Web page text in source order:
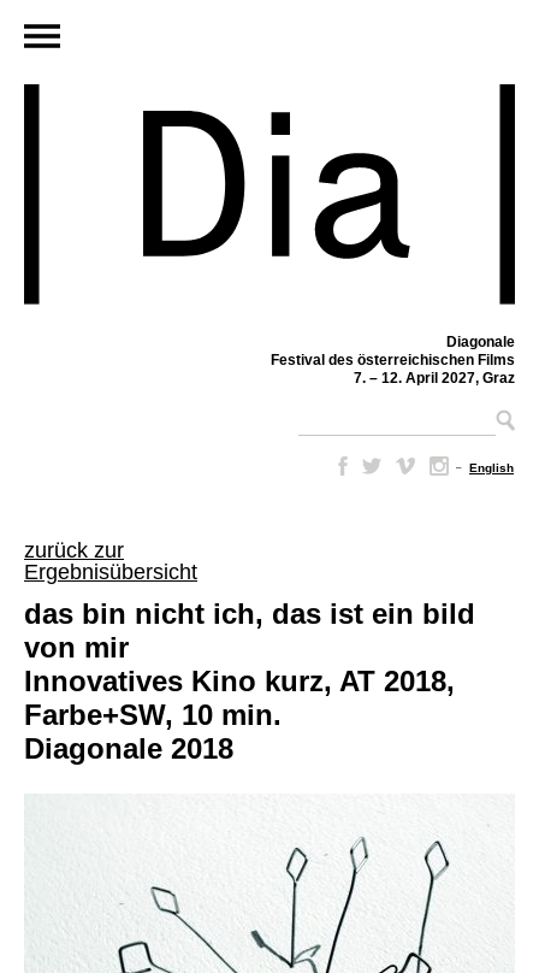
Diagonale
Festival des österreichischen Films
7. – 12. April 2027, Graz
– English
zurück zur
Ergebnisübersicht
das bin nicht ich, das ist ein bild
von mir
Innovatives Kino kurz, AT 2018,
Farbe+SW, 10 min.
Diagonale 2018